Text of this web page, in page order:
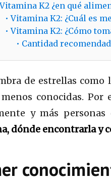
Vitamina K2 ¿en qué
•Vitamina K2: ¿Cuál es
•Vitamina K2: ¿Cómo
• Cantidad
de estrellas como
conocidas.
y más
dónde encontrarla y